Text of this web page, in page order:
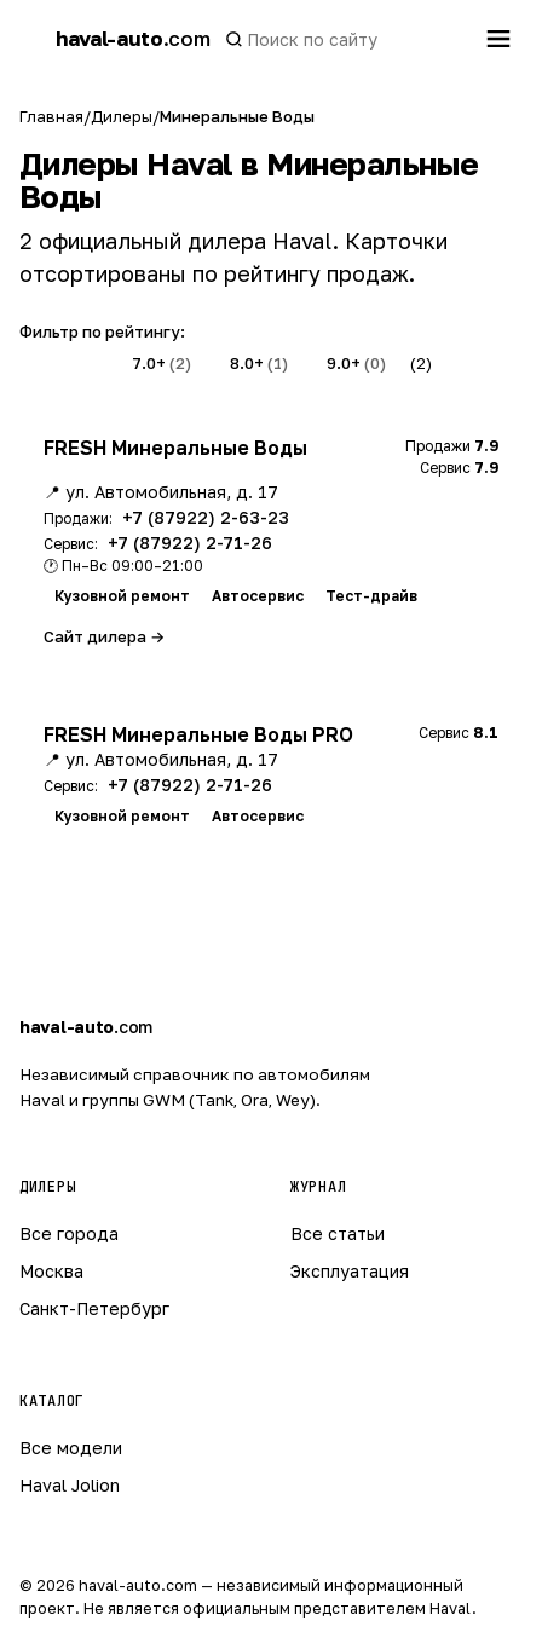
haval-auto.com
Главная/Дилеры/Минеральные Воды
Дилеры Haval в Минеральные
Воды
2 официальный дилера Haval. Карточки
отсортированы по рейтингу продаж.
Фильтр по рейтингу:
7.0+ (2) 8.0+ (1) 9.0+ (0) (2)
FRESH Минеральные Воды Продажи 7.9
Сервис 7.9
📍 ул. Автомобильная, д. 17
Продажи: +7 (87922) 2-63-23
Сервис: +7 (87922) 2-71-26
🕐 Пн–Вс 09:00–21:00
Кузовной ремонт
Автосервис Тест-драйв
Сайт дилера →
FRESH Минеральные Воды PRO Сервис 8.1
📍 ул. Автомобильная, д. 17
Сервис: +7 (87922) 2-71-26
Кузовной ремонт Автосервис
a
haval-auto.com
Независимый справочник по автомобилям
Haval и группы GWM (Tank, Ora, Wey).
ДИЛЕРЫ
Все города
Москва
Санкт-Петербург
ЖУРНАЛ
Все статьи
Эксплуатация
КАТАЛОГ
Все модели
Haval Jolion
© 2026 haval-auto.com — независимый информационный
проект. Не является официальным представителем Haval.